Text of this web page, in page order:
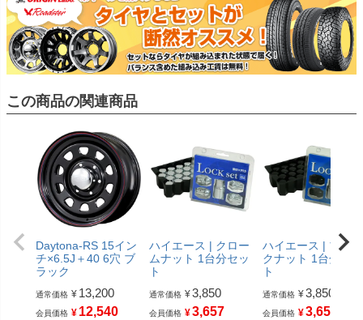
この商品の関連商品
Daytona-RS 15イン
チ×6.5J＋40 6穴 ブ
ラック
通常価格 ¥ 13,200
会員価格 ¥ 12,540
ハイエース | クロー
ムナット 1台分セッ
ト
通常価格 ¥3,850
会員価格 ¥3,657
ハイエース | ブラッ
クナット 1台分セッ
ト
通常価格 ¥3,850
会員価格 ¥3,657